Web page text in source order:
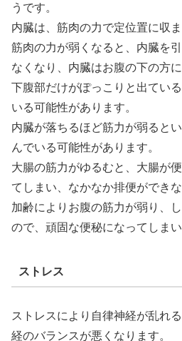
うです。
内臓は、筋肉の力で定位置に収ま
筋肉の力が弱くなると、内臓を
なくなり、内臓はお腹の下の方
下腹部だけがぽっこりと出てい
いる可能性があります。
内臓が落ちるほど筋力が弱ると
んでいる可能性があります。
大腸の筋力がゆるむと、大腸が
てしまい、なかなか排便ができな
加齢によりお腹の筋力が弱り、
ので、頑固な便秘になってしまい
ストレス
ストレスにより自律神経が乱れ
経のバランスが悪くなります。